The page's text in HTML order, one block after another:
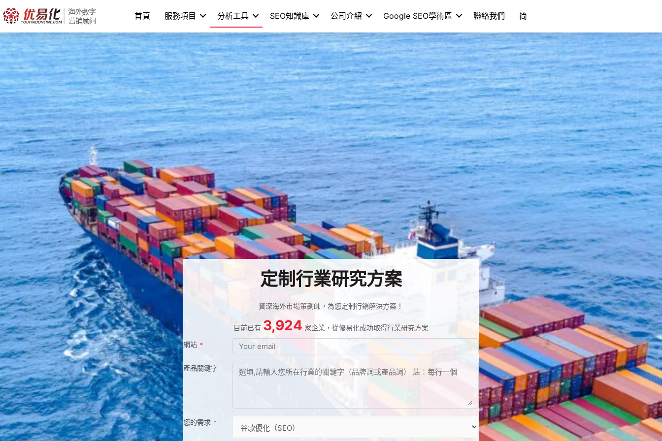
Skip
to
content
首頁 服務項目 分析工具 SEO知識庫 公司介紹 Google SEO學術區 聯絡我們 简
定制行業研究方案
資深海外市場策劃師，為您定制行銷解決方案！
目前已有 3,924 家企業，從優易化成功取得行業研究方案
網站 *
產品關鍵字
您的需求 *